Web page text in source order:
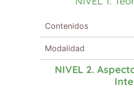
Contenidos
Modalidad
NIVEL 2.